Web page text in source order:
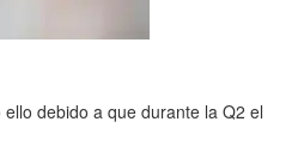
debido a que durante la Q2 el